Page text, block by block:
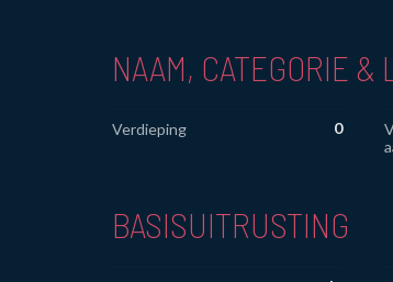
NAAM, CATEGORIE &
Verdieping 0
BASISUITRUSTING